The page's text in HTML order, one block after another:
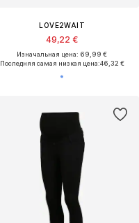
LOVE2WAIT
49,22 €
Изначальная цена: 69,99 €
Последняя самая низкая цена:46,32 €